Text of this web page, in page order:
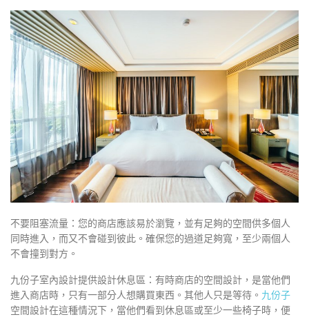
不要阻塞流量：您的商店應該易於瀏覽，並有足夠的空間供多個人
同時進入，而又不會碰到彼此。確保您的過道足夠寬，至少兩個人
不會撞到對方。
九份子室內設計提供設計休息區：有時商店的空間設計，是當他們
進入商店時，只有一部分人想購買東西。其他人只是等待。 九份子
空間設計在這種情況下，當他們看到休息區或至少一些椅子時，便